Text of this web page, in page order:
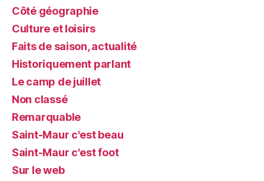
Côté géographie
Culture et loisirs
Faits de saison, actualité
Historiquement parlant
Le camp de juillet
Non classé
Remarquable
Saint-Maur c'est beau
Saint-Maur c'est foot
Sur le web